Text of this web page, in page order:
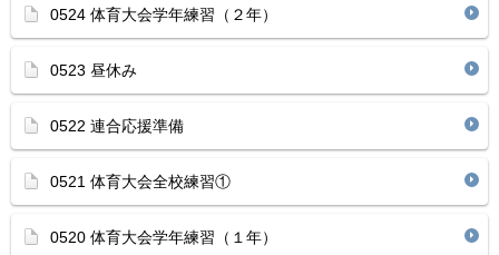
0524 体育大会学年練習（２年）
0523 昼休み
0522 連合応援準備
0521 体育大会全校練習①
0520 体育大会学年練習（１年）